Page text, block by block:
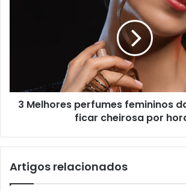
3 Melhores perfumes femininos
ficar cheirosa por
Artigos relacionados